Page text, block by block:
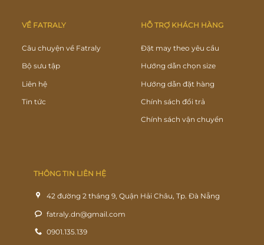
VỀ FATRALY
Câu chuyện về Fatraly
Bộ sưu tập
Liên hệ
Tin tức
HỖ TRỢ KHÁCH HÀNG
Đặt may theo yêu cầu
Hướng dẫn chọn size
Hướng dẫn đặt hàng
Chính sách đổi trả
Chính sách vận chuyển
THÔNG TIN LIÊN HỆ
42 đường 2 tháng 9, Quận Hải Châu, Tp. Đà Nẵng
fatraly.dn@gmail.com
0901.135.139